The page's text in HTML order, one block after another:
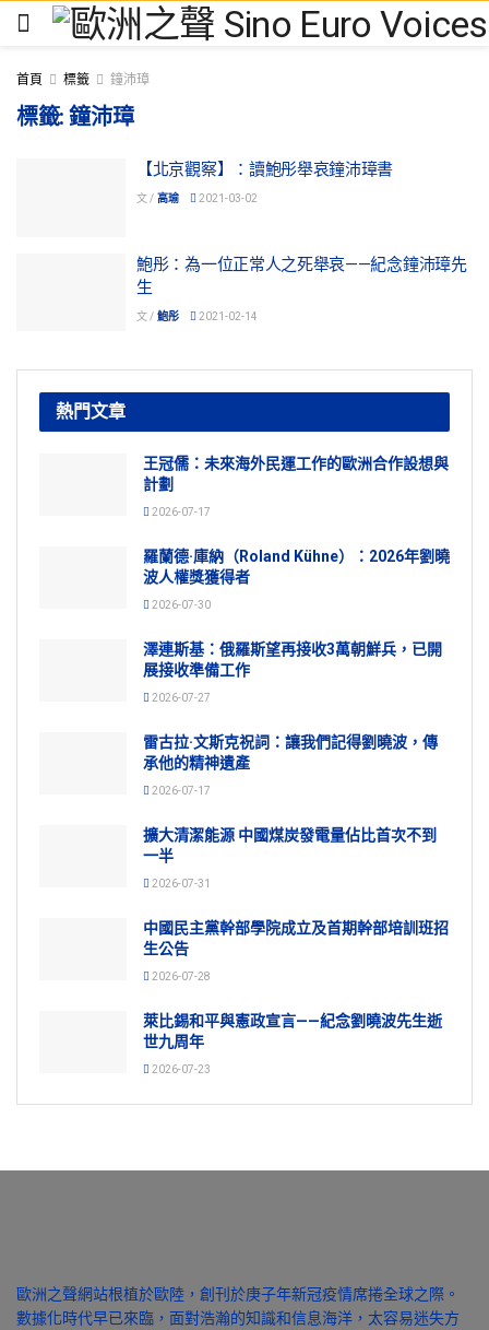
首頁 標籤 鐘沛璋
標籤:鐘沛璋
【北京觀察】：讀鮑彤舉哀鐘沛璋書
文 / 高瑜 2021-03-02
鮑彤：為一位正常人之死舉哀——紀念鐘沛璋先
生
文 / 鮑彤 2021-02-14
熱門文章
王冠儒：未來海外民運工作的歐洲合作設想與
計劃
2026-07-17
羅蘭德·庫納（Roland Kühne）：2026年劉曉
波人權獎獲得者
2026-07-30
澤連斯基：俄羅斯望再接收3萬朝鮮兵，已開
展接收準備工作
2026-07-27
雷古拉·文斯克祝詞：讓我們記得劉曉波，傳
承他的精神遺產
2026-07-17
擴大清潔能源 中國煤炭發電量佔比首次不到
一半
2026-07-31
中國民主黨幹部學院成立及首期幹部培訓班招
生公告
2026-07-28
萊比錫和平與憲政宣言——紀念劉曉波先生逝
世九周年
2026-07-23
歐洲之聲網站根植於歐陸，創刊於庚子年新冠疫情席捲全球之際。
數據化時代早已來臨，面對浩瀚的知識和信息海洋，太容易迷失方